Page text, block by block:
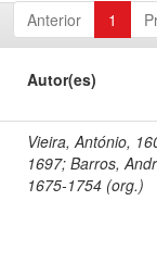
Anterior 1
Autor(es)
Vieira, António,
1697; Barros,
1675-1754 (org.)